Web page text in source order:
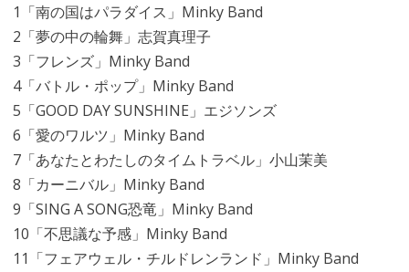
1「南の国はパラダイス」Minky Band
2「夢の中の輪舞」志賀真理子
3「フレンズ」Minky Band
4「バトル・ポップ」Minky Band
5「GOOD DAY SUNSHINE」エジソンズ
6「愛のワルツ」Minky Band
7「あなたとわたしのタイムトラベル」小山茉美
8「カーニバル」Minky Band
9「SING A SONG恐竜」Minky Band
10「不思議な予感」Minky Band
11「フェアウェル・チルドレンランド」Minky Band